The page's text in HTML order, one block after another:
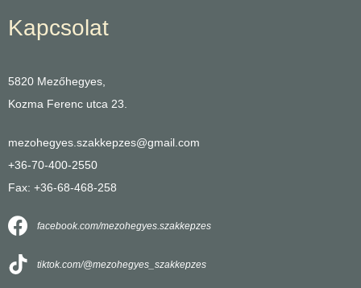
Kapcsolat
5820 Mezőhegyes,
Kozma Ferenc utca 23.
mezohegyes.szakkepzes@gmail.com
+36-70-400-2550
Fax: +36-68-468-258
facebook.com/mezohegyes.szakkepzes
tiktok.com/@mezohegyes_szakkepzes